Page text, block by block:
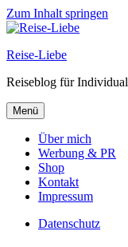
Zum Inhalt springen
Reise-Liebe
Reiseblog für
Menü
Über mich
Werbung & PR
Shop
Kontakt
Impressum
Datenschutz